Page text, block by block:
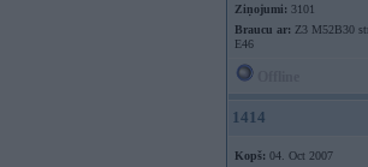
Ziņojumi: 3101
Braucu ar: Z3 M52B30
E46
1414
Kopš: 04. Oct 2007